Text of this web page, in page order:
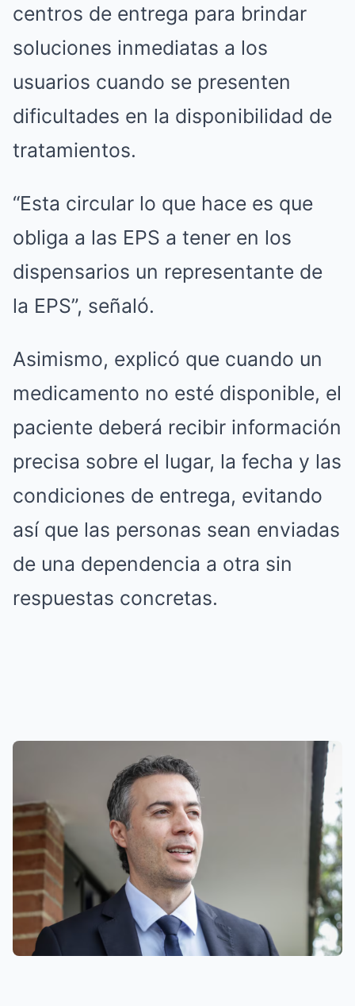
centros de entrega para brindar
soluciones inmediatas a los
usuarios cuando se presenten
dificultades en la disponibilidad de
tratamientos.
“Esta circular lo que hace es que
obliga a las EPS a tener en los
dispensarios un representante de
la EPS”, señaló.
Asimismo, explicó que cuando un
medicamento no esté disponible, el
paciente deberá recibir información
precisa sobre el lugar, la fecha y las
condiciones de entrega, evitando
así que las personas sean enviadas
de una dependencia a otra sin
respuestas concretas.